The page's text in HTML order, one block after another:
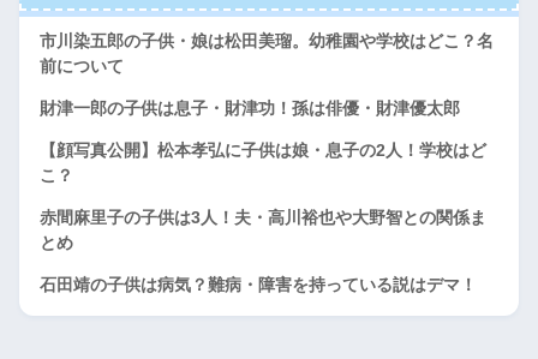
市川染五郎の子供・娘は松田美瑠。幼稚園や学校はどこ？名
前について
財津一郎の子供は息子・財津功！孫は俳優・財津優太郎
【顔写真公開】松本孝弘に子供は娘・息子の2人！学校はど
こ？
赤間麻里子の子供は3人！夫・高川裕也や大野智との関係ま
とめ
石田靖の子供は病気？難病・障害を持っている説はデマ！